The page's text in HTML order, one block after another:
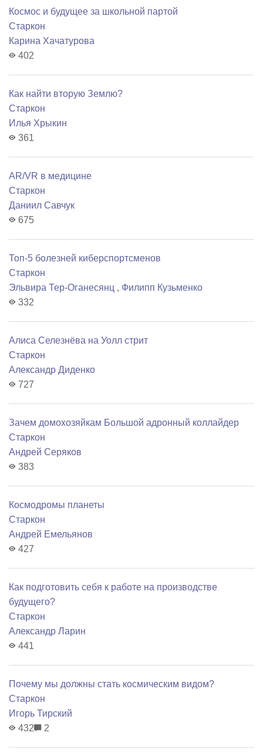
Космос и будущее за школьной партой
Старкон
Карина Хачатурова
402
Как найти вторую Землю?
Старкон
Илья Хрыкин
361
AR/VR в медицине
Старкон
Даниил Савчук
675
Топ-5 болезней киберспортсменов
Старкон
Эльвира Тер-Оганесянц , Филипп Кузьменко
332
Алиса Селезнёва на Уолл стрит
Старкон
Александр Диденко
727
Зачем домохозяйкам Большой адронный коллайдер
Старкон
Андрей Серяков
383
Космодромы планеты
Старкон
Андрей Емельянов
427
Как подготовить себя к работе на производстве
будущего?
Старкон
Александр Ларин
441
Почему мы должны стать космическим видом?
Старкон
Игорь Тирский
432
2